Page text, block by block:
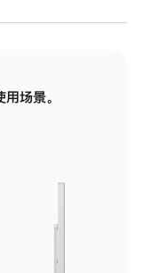
场景。